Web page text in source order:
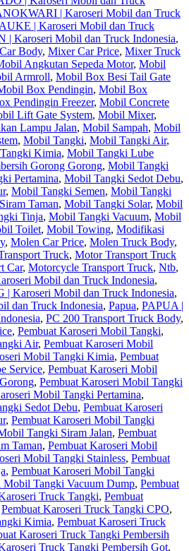
| Karoseri Mobil dan Truck
| Karoseri Mobil dan Truck
| Karoseri Mobil dan Truck Indonesia,
Body, Mixer Car Price, Mixer Truck
Angkutan Sepeda Motor, Mobil
Armroll, Mobil Box Besi Tail Gate
Box Pendingin, Mobil Box
Pendingin Freezer, Mobil Concrete
Lift Gate System, Mobil Mixer,
Lampu Jalan, Mobil Sampah, Mobil
, Mobil Tangki, Mobil Tangki Air,
Kimia, Mobil Tangki Lube
Gorong Gorong, Mobil Tangki
Pertamina, Mobil Tangki Sedot Debu,
, Mobil Tangki Semen, Mobil Tangki
Taman, Mobil Tangki Solar, Mobil
Tinja, Mobil Tangki Vacuum, Mobil
Toilet, Mobil Towing, Modifikasi
, Molen Car Price, Molen Truck Body,
Truck, Motor Transport Truck
Car, Motorcycle Transport Truck, Ntb,
Mobil dan Truck Indonesia,
Karoseri Mobil dan Truck Indonesia,
dan Truck Indonesia, Papua, PAPUA |
, PC 200 Transport Truck Body,
, Pembuat Karoseri Mobil Tangki,
Air, Pembuat Karoseri Mobil
Mobil Tangki Kimia, Pembuat
Service, Pembuat Karoseri Mobil
, Pembuat Karoseri Mobil Tangki
Mobil Tangki Pertamina,
Sedot Debu, Pembuat Karoseri
, Pembuat Karoseri Mobil Tangki
Tangki Siram Jalan, Pembuat
Taman, Pembuat Karoseri Mobil
Mobil Tangki Stainless, Pembuat
, Pembuat Karoseri Mobil Tangki
Mobil Tangki Vacuum Dump, Pembuat
Truck Tangki, Pembuat
Pembuat Karoseri Truck Tangki CPO,
Kimia, Pembuat Karoseri Truck
Karoseri Truck Tangki Pembersih
Truck Tangki Pembersih Got,